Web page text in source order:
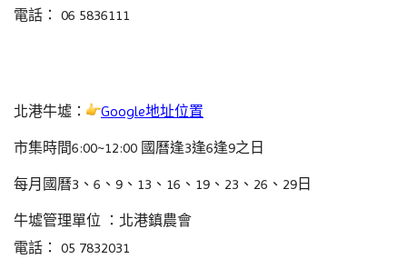
電話： 06 5836111
北港牛墟： Google地址位置
市集時間6:00~12:00 國曆逢3逢6逢9之日
每月國曆3、6、9、13、16、19、23、26、29日
牛墟管理單位 ：北港鎮農會
電話： 05 7832031